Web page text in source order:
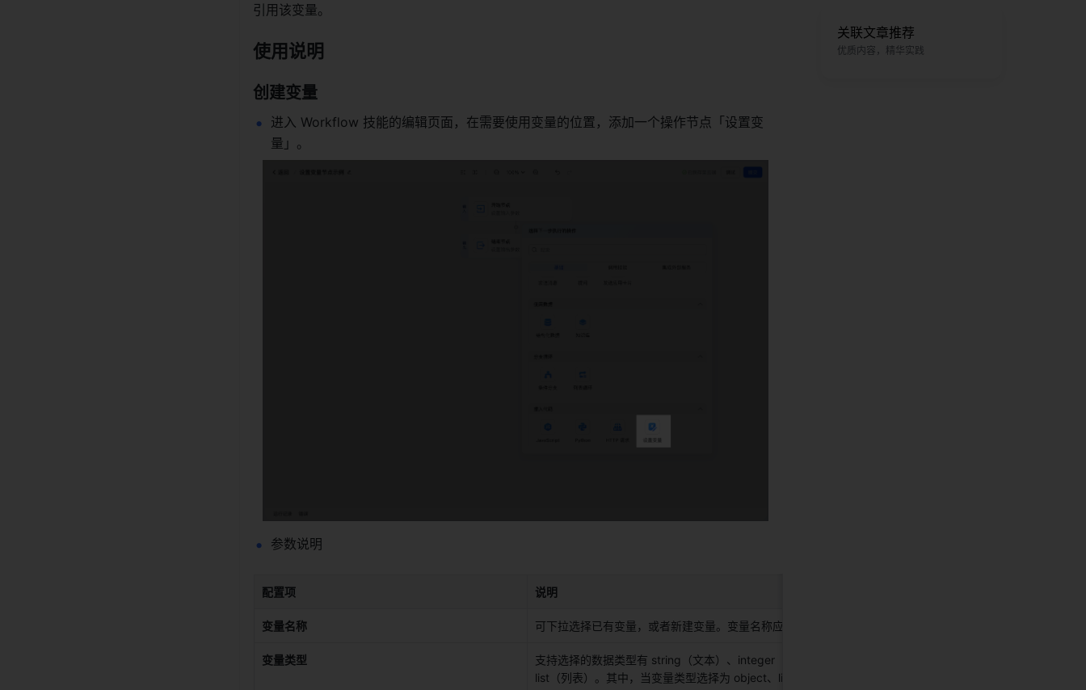
引用该变量。
使用说明
创建变量
进入 Workflow 技能的编辑页面，在需要使用变量的位置，添加一个操作节点「设置变
量」。
参数说明
配置项 说明
变量名称 可下拉选择已有变量，或者新建变量。变量名称应该由数字/字母/下划线组成。
变量类型
支持选择的数据类型有 string（文本）、integer（整数）、float（浮点数）、boolean（布尔）、object（对
list（列表）。其中，当变量类型选择为 object、list 时，可编辑变量结构。
关联文章推荐
优质内容，精华实践